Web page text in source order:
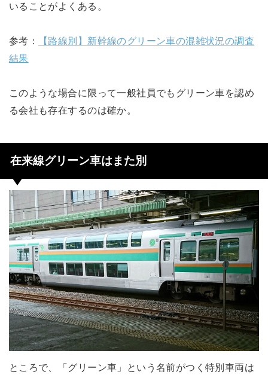
いることがよくある。
参考：
【路線別】新幹線のグリーン車の混雑状況の調査
結果
このような場合に限って一般社員でもグリーン車を認め
る会社も存在するのは確か。
在来線グリーン車はまた別
ところで、「グリーン車」という名前がつく特別車両は